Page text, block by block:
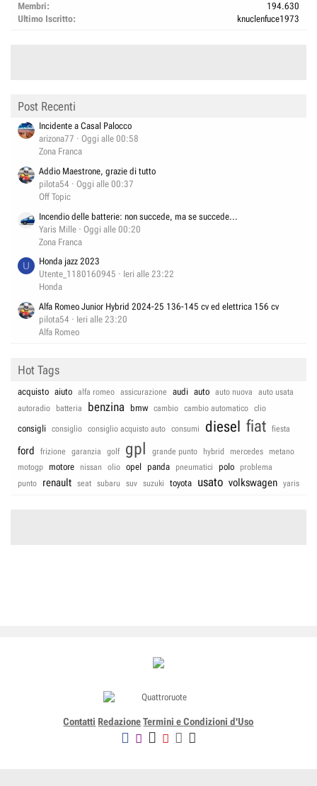
Membri
194.630
Ultimo Iscritto
knuclenfuce1973
Post Recenti
Incidente a Casal Palocco
arizona77
Oggi alle 00:58
Zona Franca
Addio Maestrone, grazie di tutto
pilota54
Oggi alle 00:37
Off Topic
Incendio delle batterie: non succede, ma se succede...
Yaris Mille
Oggi alle 00:20
Zona Franca
U
Honda jazz 2023
Utente_1180160945
Ieri alle 23:22
Honda
Alfa Romeo Junior Hybrid 2024-25 136-145 cv ed elettrica 156 cv
pilota54
Ieri alle 23:20
Alfa Romeo
Hot Tags
acquisto aiuto alfa romeo assicurazione audi auto auto nuova
auto usata
autoradio
batteria benzina bmw cambio cambio automatico clio
consigli consiglio consiglio acquisto auto consumi diesel fiat fiesta
ford frizione garanzia golf gpl grande punto hybrid mercedes
metano
motogp
motore nissan olio opel panda pneumatici polo
problema
punto
renault seat subaru suv suzuki toyota usato volkswagen yaris
Contatti Redazione Termini e Condizioni d'Uso